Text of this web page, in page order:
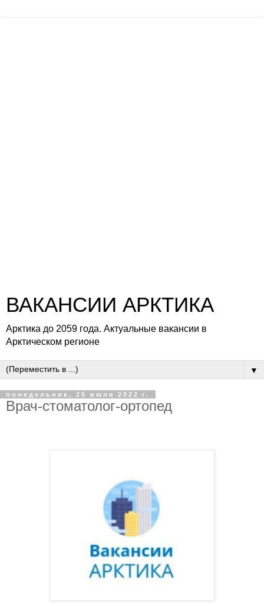
ВАКАНСИИ АРКТИКА
Арктика до 2059 года. Актуальные вакансии в
Арктическом регионе
▼
понедельник, 25 июля 2022 г.
Врач-стоматолог-ортопед